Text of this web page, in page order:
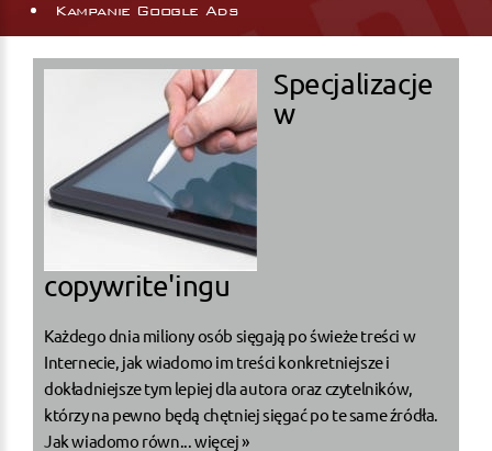
Kampanie Google Ads
Specjalizacje
w
copywrite'ingu
Każdego dnia miliony osób sięgają po świeże treści w
Internecie, jak wiadomo im treści konkretniejsze i
dokładniejsze tym lepiej dla autora oraz czytelników,
którzy na pewno będą chętniej sięgać po te same źródła.
Jak wiadomo równ... więcej »